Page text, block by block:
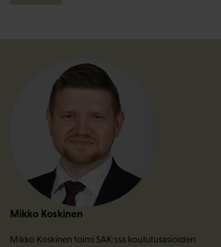
Mikko Koskinen
Mikko Koskinen toimi SAK:ssa koulutusasioiden